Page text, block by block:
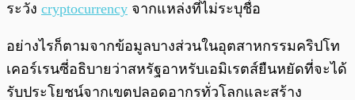
ระวัง cryptocurrency จากแหล่งที่ไม่ระบุชื่อ
อย่างไรก็ตามจากข้อมูลบางส่วนในอุตสาหกรรมคริปโท
เคอร์เรนซี่อธิบายว่าสหรัฐอาหรับเอมิเรตส์ยืนหยัดที่จะได้
รับประโยชน์จากเขตปลอดอากรทั่วโลกและสร้าง